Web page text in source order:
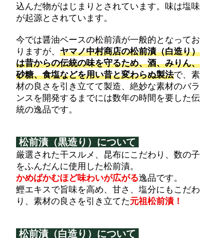
込んだ物がはじまりとされています。味は塩味
が起源とされています。
今では醤油ベースの松前漬が一般的となってお
りますが、ヤマノ中村商店の松前漬（白造り）
は昔からの伝統の味を守るため、酒、みりん、
砂糖、食塩などを用い昔と変わらぬ製法で、素
材の良さを引き立てて製造、絶妙な素材のバラ
ンスを開発するまでには数年の時間を要した伝
統の逸品です。
松前漬（黒造り）について
厳選された干スルメ、昆布にこだわり、数の子
をふんだんに使用した松前漬。
かめばかむほど味わいが広がる逸品です。
鰹エキスで旨味を高め、甘さ、塩分にもこだわ
り、素材の良さを引き立てた元祖松前漬！
松前漬（白造り）について